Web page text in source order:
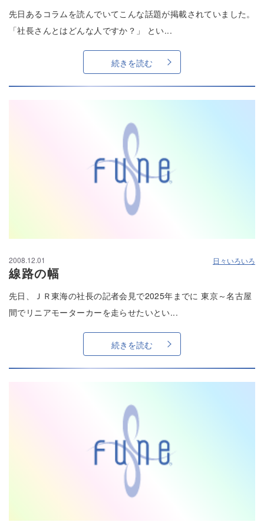
先日あるコラムを読んでいてこんな話題が掲載されていました。
「社長さんとはどんな人ですか？」 とい...
続きを読む
2008.12.01 日々いろいろ
線路の幅
先日、ＪＲ東海の社長の記者会見で2025年までに 東京～名古屋
間でリニアモーターカーを走らせたいとい...
続きを読む